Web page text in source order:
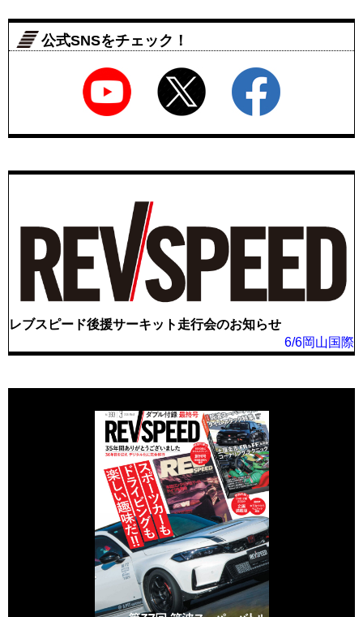
公式SNSをチェック！
レブスピード後援サーキット走行会のお知らせ
6/6岡山国際